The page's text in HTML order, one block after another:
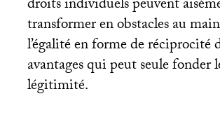
droits individuels peuvent
transformer en obstacles au
l’égalité en forme de réciprocité
avantages qui peut seule fonder
légitimité.